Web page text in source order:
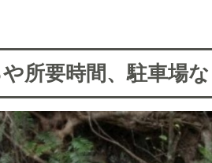
所要時間、駐車場